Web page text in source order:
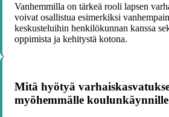
Vanhemmilla on tärkeä rooli lapsen
voivat osallistua esimerkiksi
keskusteluihin henkilökunnan kanssa
oppimista ja kehitystä kotona.
Mitä hyötyä
myöhemmälle